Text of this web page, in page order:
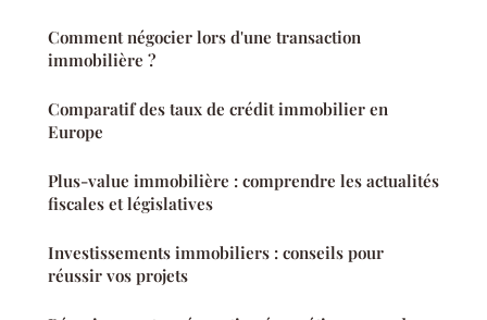
Comment négocier lors d'une transaction
immobilière ?
Comparatif des taux de crédit immobilier en
Europe
Plus-value immobilière : comprendre les actualités
fiscales et législatives
Investissements immobiliers : conseils pour
réussir vos projets